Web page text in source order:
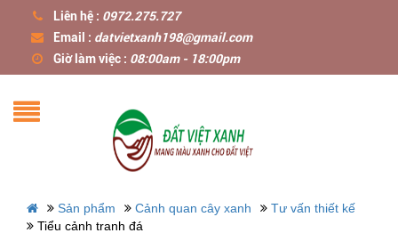
Liên hệ : 0972.275.727
Email : datvietxanh198@gmail.com
Giờ làm việc : 08:00am - 18:00pm
Sản phẩm Cảnh quan cây xanh
Tư vấn thiết kế
Tiểu cảnh tranh đá